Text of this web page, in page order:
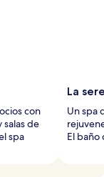
con
de
spa
La
Un spa
El baño